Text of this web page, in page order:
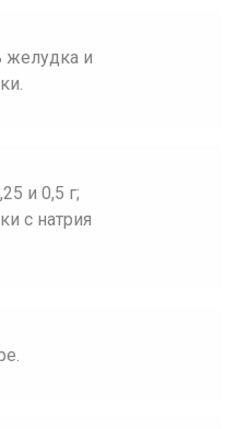
желудка и
и 0,5 г;
с натрия